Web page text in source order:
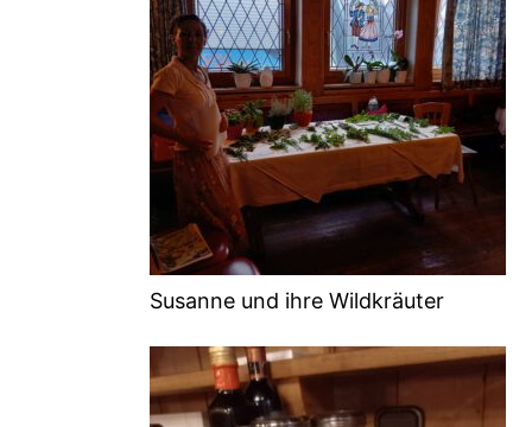
Susanne und ihre Wildkräuter